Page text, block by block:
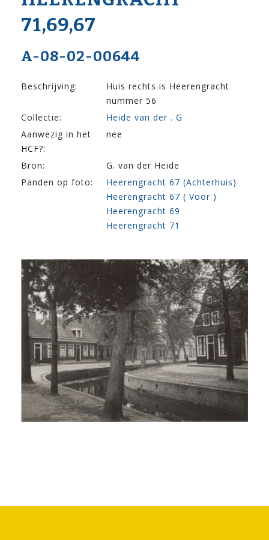
71,69,67
A-08-02-00644
Beschrijving:
Huis rechts is Heerengracht
nummer 56
Collectie:
Heide van der . G
Aanwezig in het
HCF?:
nee
Bron:
G. van der Heide
Panden op foto:
Heerengracht 67 (Achterhuis)
Heerengracht 67 ( Voor )
Heerengracht 69
Heerengracht 71